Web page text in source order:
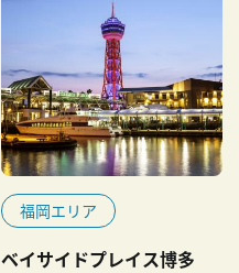
福岡エリア
ベイサイドプレイス博多